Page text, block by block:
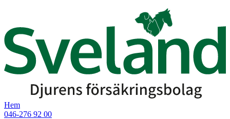
Hem
046-276 92 00